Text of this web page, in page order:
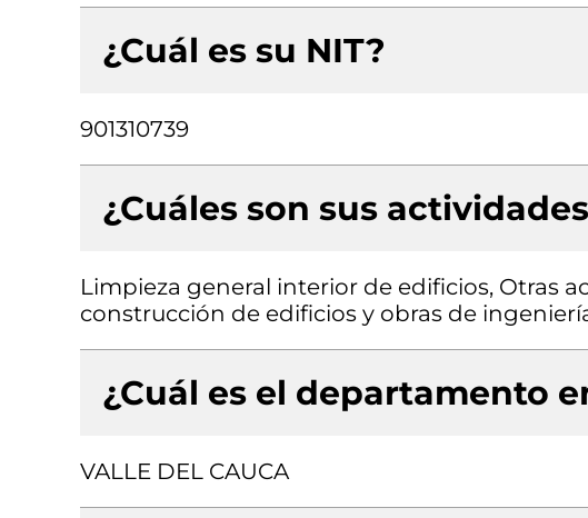
¿Cuál es su NIT?
901310739
¿Cuáles son sus
Limpieza general interior de edificios, Otras
construcción de edificios y obras de
¿Cuál es el departamento
VALLE DEL CAUCA